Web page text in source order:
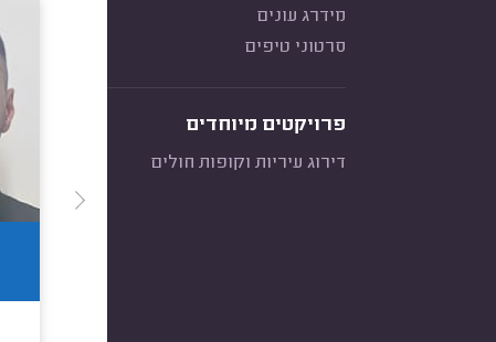
מידרג עונים
סרטוני טיפים
פרויקטים מיוחדים
דירוג עיריות וקופות חולים